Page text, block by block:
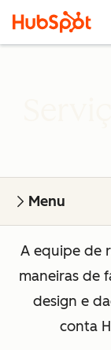
Menu
A equipe de
maneiras de
design e
conta